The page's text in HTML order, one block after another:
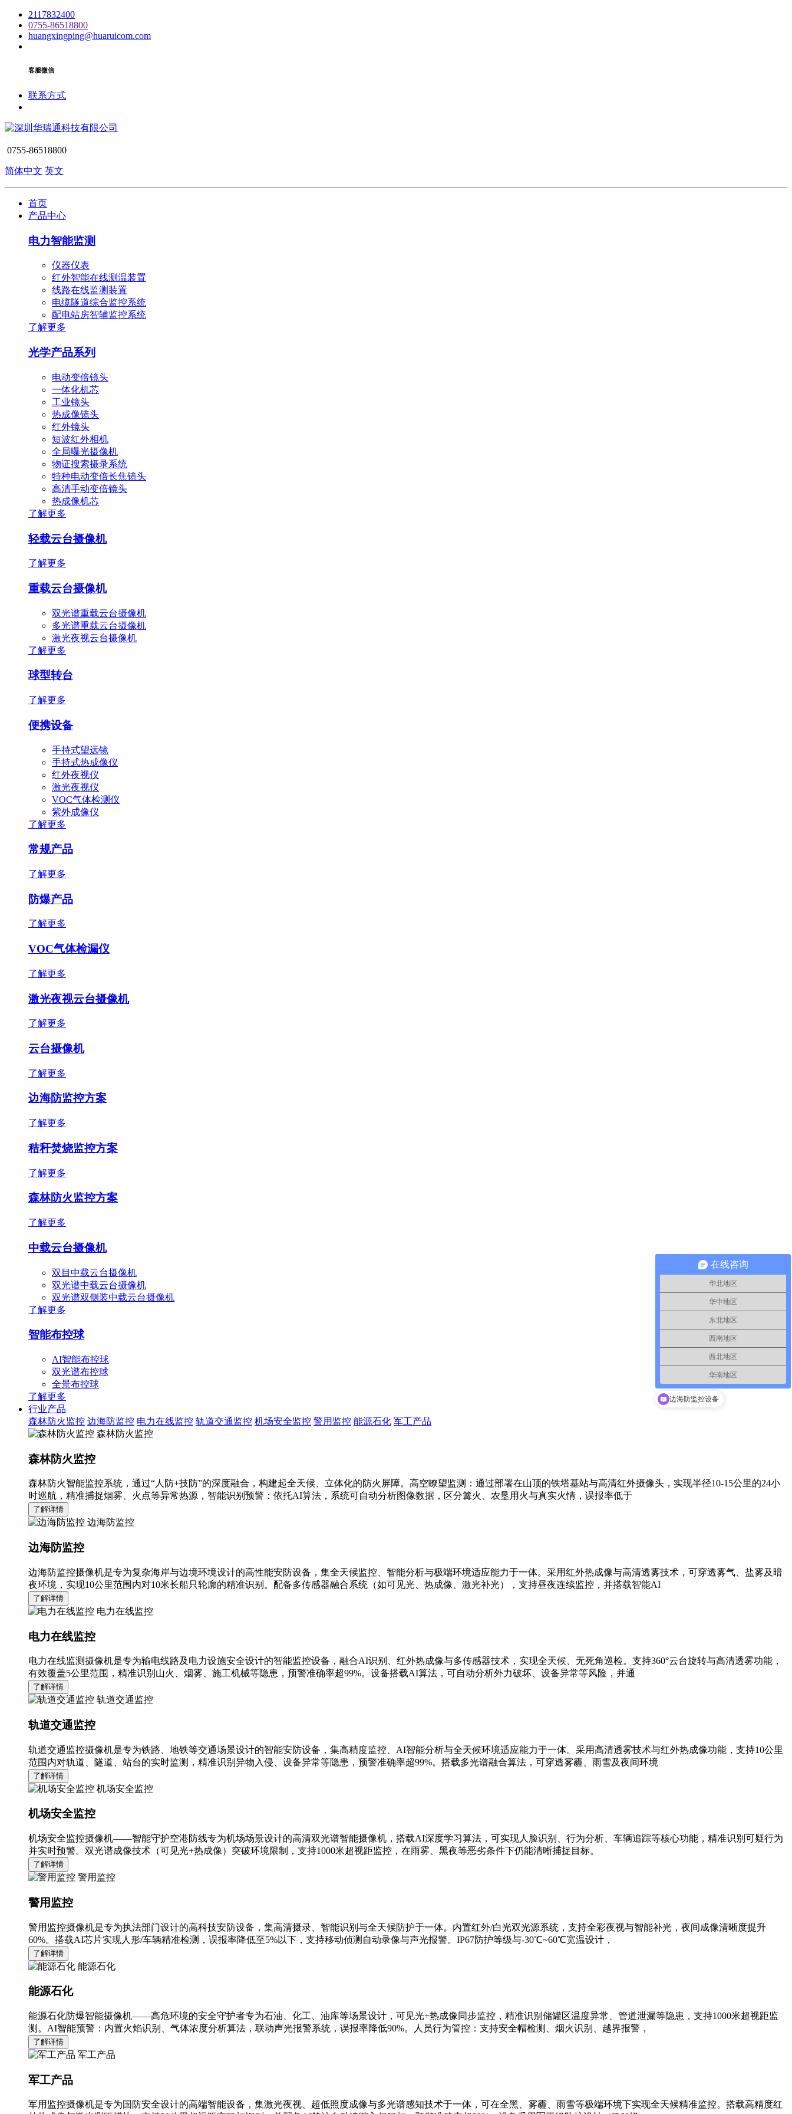
2117832400
0755-86518800
huangxingping@huaruicom.com
客服微信
联系方式
0755-86518800
简体中文 英文
首页
产品中心
电力智能监测
仪器仪表
红外智能在线测温装置
线路在线监测装置
电缆隧道综合监控系统
配电站房智辅监控系统
了解更多
光学产品系列
电动变倍镜头
一体化机芯
工业镜头
热成像镜头
红外镜头
短波红外相机
全局曝光摄像机
物证搜索摄录系统
特种电动变倍长焦镜头
高清手动变倍镜头
热成像机芯
了解更多
轻载云台摄像机
了解更多
重载云台摄像机
双光谱重载云台摄像机
多光谱重载云台摄像机
激光夜视云台摄像机
了解更多
球型转台
了解更多
便携设备
手持式望远镜
手持式热成像仪
红外夜视仪
激光夜视仪
VOC气体检测仪
紫外成像仪
了解更多
常规产品
了解更多
防爆产品
了解更多
VOC气体检漏仪
了解更多
激光夜视云台摄像机
了解更多
云台摄像机
了解更多
边海防监控方案
了解更多
秸秆焚烧监控方案
了解更多
森林防火监控方案
了解更多
中载云台摄像机
双目中载云台摄像机
双光谱中载云台摄像机
双光谱双侧装中载云台摄像机
了解更多
智能布控球
AI智能布控球
双光谱布控球
全景布控球
了解更多
行业产品
森林防火监控 边海防监控 电力在线监控 轨道交通监控 机场安全监控 警用监控 能源石化 军工产品
森林防火监控
森林防火监控
森林防火智能监控系统，通过“人防+技防”的深度融合，构建起全天候、立体化的防火屏障。高空瞭望监测：通过部署在山顶的铁塔基站与高清红外摄像头，实现半径10-15公里的24小
时巡航，精准捕捉烟雾、火点等异常热源，智能识别预警：依托AI算法，系统可自动分析图像数据，区分篝火、农垦用火与真实火情，误报率低于
了解详情
边海防监控
边海防监控
边海防监控摄像机是专为复杂海岸与边境环境设计的高性能安防设备，集全天候监控、智能分析与极端环境适应能力于一体。采用红外热成像与高清透雾技术，可穿透雾气、盐雾及暗
夜环境，实现10公里范围内对10米长船只轮廓的精准识别。配备多传感器融合系统（如可见光、热成像、激光补光），支持昼夜连续监控，并搭载智能AI
了解详情
电力在线监控
电力在线监控
电力在线监测摄像机是专为输电线路及电力设施安全设计的智能监控设备，融合AI识别、红外热成像与多传感器技术，实现全天候、无死角巡检。支持360°云台旋转与高清透雾功能，
有效覆盖5公里范围，精准识别山火、烟雾、施工机械等隐患，预警准确率超99%。设备搭载AI算法，可自动分析外力破坏、设备异常等风险，并通
了解详情
轨道交通监控
轨道交通监控
轨道交通监控摄像机是专为铁路、地铁等交通场景设计的智能安防设备，集高精度监控、AI智能分析与全天候环境适应能力于一体。采用高清透雾技术与红外热成像功能，支持10公里
范围内对轨道、隧道、站台的实时监测，精准识别异物入侵、设备异常等隐患，预警准确率超99%。搭载多光谱融合算法，可穿透雾霾、雨雪及夜间环境
了解详情
机场安全监控
机场安全监控
机场安全监控摄像机——智能守护空港防线专为机场场景设计的高清双光谱智能摄像机，搭载AI深度学习算法，可实现人脸识别、行为分析、车辆追踪等核心功能，精准识别可疑行为
并实时预警。双光谱成像技术（可见光+热成像）突破环境限制，支持1000米超视距监控，在雨雾、黑夜等恶劣条件下仍能清晰捕捉目标。
了解详情
警用监控
警用监控
警用监控摄像机是专为执法部门设计的高科技安防设备，集高清摄录、智能识别与全天候防护于一体。内置红外/白光双光源系统，支持全彩夜视与智能补光，夜间成像清晰度提升
60%。搭载AI芯片实现人形/车辆精准检测，误报率降低至5%以下，支持移动侦测自动录像与声光报警。IP67防护等级与-30℃~60℃宽温设计，
了解详情
能源石化
能源石化
能源石化防爆智能摄像机——高危环境的安全守护者专为石油、化工、油库等场景设计，可见光+热成像同步监控，精准识别储罐区温度异常、管道泄漏等隐患，支持1000米超视距监
测。AI智能预警：内置火焰识别、气体浓度分析算法，联动声光报警系统，误报率降低90%。人员行为管控：支持安全帽检测、烟火识别、越界报警，
了解详情
军工产品
军工产品
军用监控摄像机是专为国防安全设计的高端智能设备，集激光夜视、超低照度成像与多光谱感知技术于一体，可在全黑、雾霾、雨雪等极端环境下实现全天候精准监控。搭载高精度红
在线咨询
华北地区
华中地区
东北地区
西南地区
西北地区
华南地区
边海防监控设备